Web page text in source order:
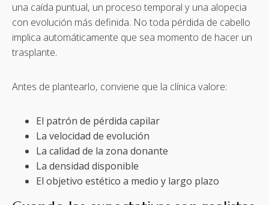
una caída puntual, un proceso temporal y una alopecia
con evolución más definida. No toda pérdida de cabello
implica automáticamente que sea momento de hacer un
trasplante.
Antes de plantearlo, conviene que la clínica valore:
El patrón de pérdida capilar
La velocidad de evolución
La calidad de la zona donante
La densidad disponible
El objetivo estético a medio y largo plazo